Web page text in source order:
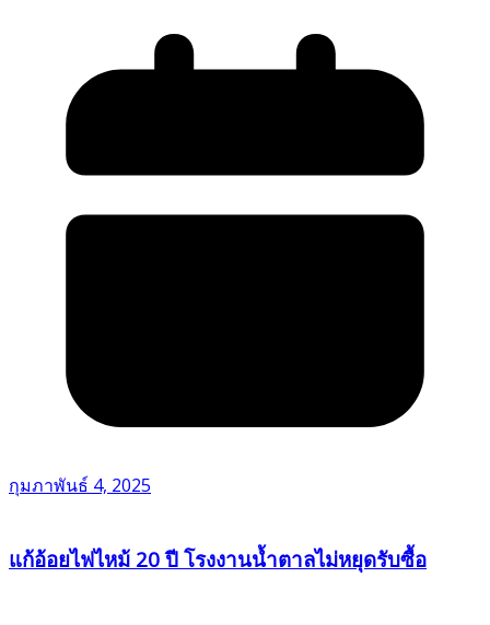
กุมภาพันธ์ 4, 2025
แก้อ้อยไฟไหม้ 20 ปี โรงงานน้ำตาลไม่หยุดรับซื้อ